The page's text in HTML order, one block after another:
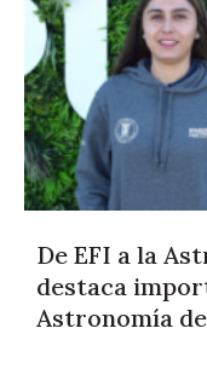
De EFI a la
destaca
Astronomía